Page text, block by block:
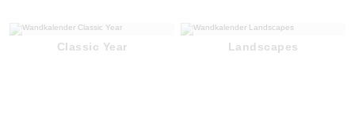
Classic Year Landscapes